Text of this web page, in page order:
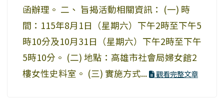
函辦理。 二、 旨揭活動相關資訊： (一) 時
間：115年8月1日（星期六）下午2時至下午5
時10分及10月31日（星期六）下午2時至下午
5時10分。 (二) 地點：高雄市社會局婦女館2
樓女性史料室。 (三) 實施方式...
觀看完整文章